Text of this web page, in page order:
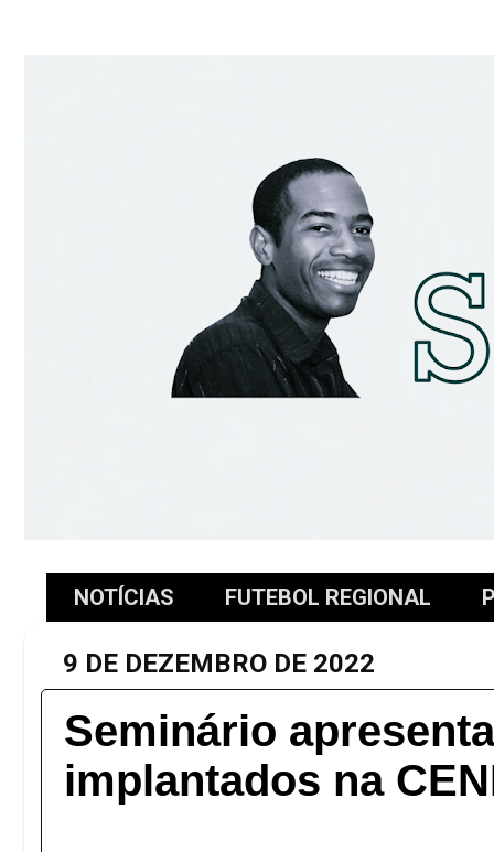
NOTÍCIAS FUTEBOL REGIONAL
9 DE DEZEMBRO DE 2022
Seminário
implantados na